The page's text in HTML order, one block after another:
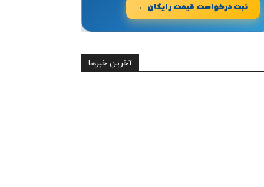
ثبت درخواست قیمت رایگان ←
آخرین خبرها